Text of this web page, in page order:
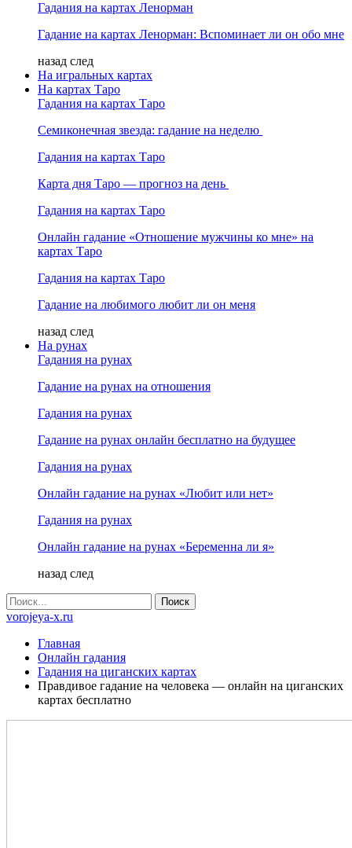
Гадания на картах Ленорман
Гадание на картах Ленорман: Вспоминает ли он обо мне
назад след
На игральных картах
На картах Таро
Гадания на картах Таро
Семиконечная звезда: гадание на неделю
Гадания на картах Таро
Карта дня Таро — прогноз на день
Гадания на картах Таро
Онлайн гадание «Отношение мужчины ко мне» на
картах Таро
Гадания на картах Таро
Гадание на любимого любит ли он меня
назад след
На рунах
Гадания на рунах
Гадание на рунах на отношения
Гадания на рунах
Гадание на рунах онлайн бесплатно на будущее
Гадания на рунах
Онлайн гадание на рунах «Любит или нет»
Гадания на рунах
Онлайн гадание на рунах «Беременна ли я»
назад след
vorojeya-x.ru
Главная
Онлайн гадания
Гадания на циганских картах
Правдивое гадание на человека — онлайн на циганских
картах бесплатно